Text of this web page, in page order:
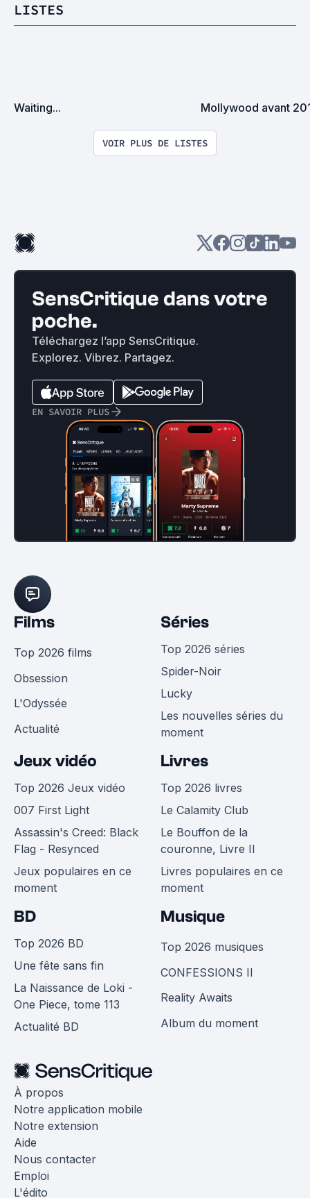
LISTES
Waiting... Mollywood avant
VOIR PLUS DE LISTES
SensCritique dans votre
poche.
Téléchargez l’app SensCritique.
Explorez. Vibrez. Partagez.
EN SAVOIR PLUS
Films
Top 2026 films
Obsession
L'Odyssée
Actualité
Séries
Top 2026 séries
Spider-Noir
Lucky
Les nouvelles séries du
moment
Jeux vidéo
Top 2026 Jeux vidéo
007 First Light
Assassin's Creed: Black
Flag - Resynced
Jeux populaires en ce
moment
Livres
Top 2026 livres
Le Calamity Club
Le Bouffon de la
couronne, Livre II
Livres populaires en ce
moment
BD
Top 2026 BD
Une fête sans fin
La Naissance de Loki -
One Piece, tome 113
Actualité BD
Musique
Top 2026 musiques
CONFESSIONS II
Reality Awaits
Album du moment
À propos
Notre application mobile
Notre extension
Aide
Nous contacter
Emploi
L'édito